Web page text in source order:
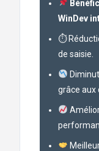
WinDev
⏱
de saisie.
grâce aux